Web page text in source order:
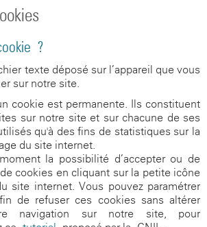
?
texte déposé sur l’appareil que vous
sur notre site.
cookie est permanente. Ils constituent
sur notre site et sur chacune de ses
qu'à des fins de statistiques sur la
du site internet.
la possibilité d’accepter ou de
cookies en cliquant sur la petite icône
site internet. Vous pouvez paramétrer
de refuser ces cookies sans altérer
navigation sur notre site, pour